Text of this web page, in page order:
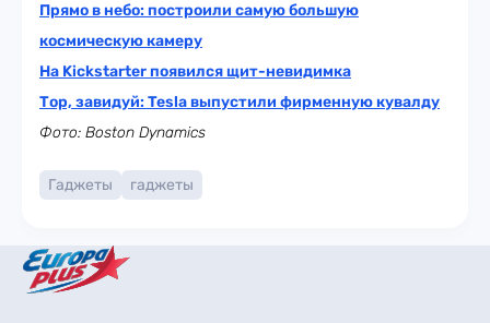
Прямо в небо: построили самую большую
космическую камеру
На Kickstarter появился щит-невидимка
Тор, завидуй: Tesla выпустили фирменную кувалду
Фото: Boston Dynamics
Гаджеты гаджеты